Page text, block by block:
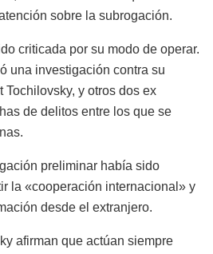
sobre la subrogación.
criticada por su modo de operar.
una investigación contra su
Tochilovsky, y otros dos ex
de delitos entre los que se
preliminar había sido
la «cooperación internacional» y
desde el extranjero.
afirman que actúan siempre